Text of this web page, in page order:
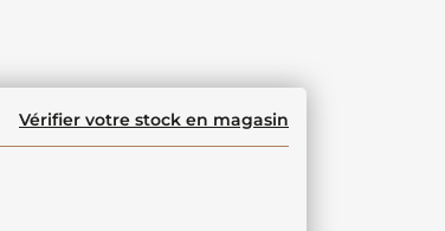
Vérifier votre stock en magasin